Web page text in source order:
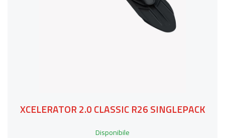
XCELERATOR 2.0 CLASSIC R26 SINGLEPACK
Disponibile